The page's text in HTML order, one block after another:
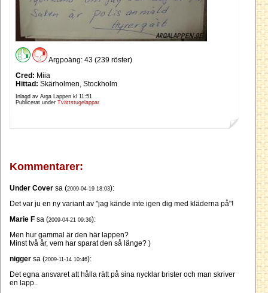
Argpoäng: 43 (239 röster)
Cred: Miia
Hittad: Skärholmen, Stockholm
Inlagd av Arga Lappen kl 11:51
Publicerat under Tvättstugelappar
Kommentarer:
Under Cover sa (2009-04-19 18:03):
Det var ju en ny variant av "jag kände inte igen dig med kläderna på"!
Marie F sa (2009-04-21 09:36):
Men hur gammal är den här lappen?
Minst två år, vem har sparat den så länge? )
nigger sa (2009-11-14 10:46):
Det egna ansvaret att hålla rätt på sina nycklar brister och man skriver
en lapp..